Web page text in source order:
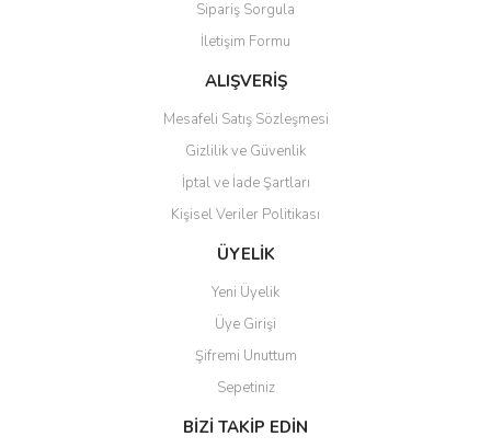
Ürün bilgilerinde hatalar bulunuyor.
Ürün fiyatı diğer sitelerden daha pahalı.
Bu ürüne benzer farklı alternatifler olmalı.
Gönder
Sipariş Sorgula
İletişim Formu
ALIŞVERİŞ
Mesafeli Satış Sözleşmesi
Gizlilik ve Güvenlik
İptal ve İade Şartları
Kişisel Veriler Politikası
ÜYELİK
Yeni Üyelik
Üye Girişi
Şifremi Unuttum
Sepetiniz
BİZİ TAKİP EDİN